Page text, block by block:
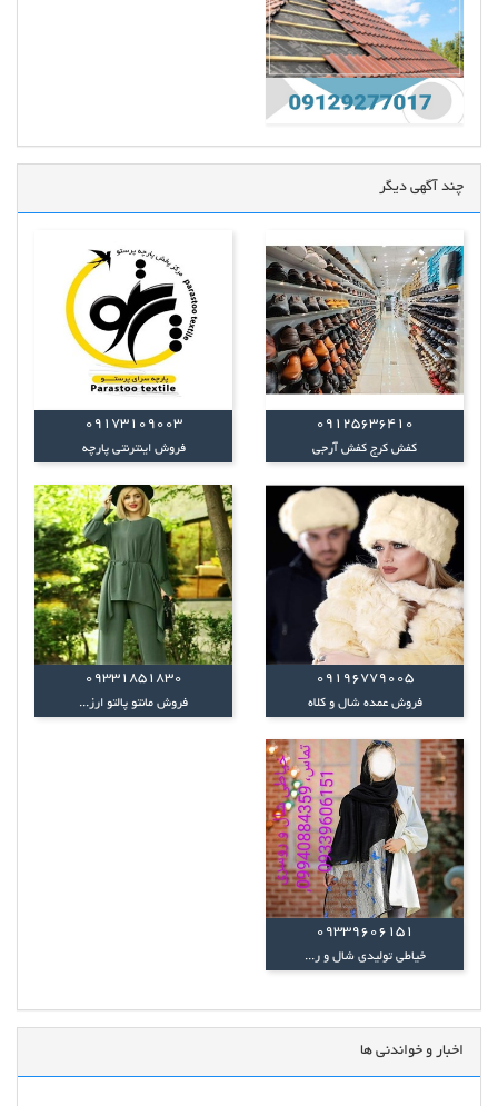
چند آگهی دیگر
09125636410
کفش کرج کفش آرجی
09173109003
فروش اینترنتی پارچه
09196779005
فروش عمده شال و کلاه
09331851830
فروش مانتو پالتو ارز...
09339606151
خیاطی تولیدی شال و ر...
اخبار و خواندنی ها